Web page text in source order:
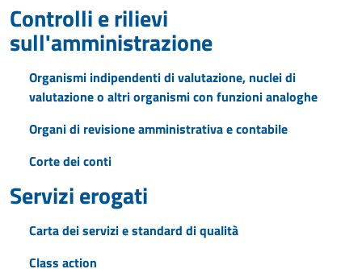
Controlli e rilievi
sull'amministrazione
Organismi indipendenti di valutazione, nuclei di
valutazione o altri organismi con funzioni analoghe
Organi di revisione amministrativa e contabile
Corte dei conti
Servizi erogati
Carta dei servizi e standard di qualità
Class action